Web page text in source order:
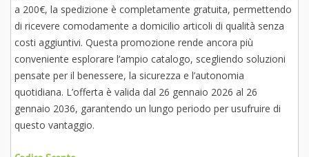
a 200€, la spedizione è completamente gratuita, permettendo
di ricevere comodamente a domicilio articoli di qualità senza
costi aggiuntivi. Questa promozione rende ancora più
conveniente esplorare l’ampio catalogo, scegliendo soluzioni
pensate per il benessere, la sicurezza e l’autonomia
quotidiana. L’offerta è valida dal 26 gennaio 2026 al 26
gennaio 2036, garantendo un lungo periodo per usufruire di
questo vantaggio.